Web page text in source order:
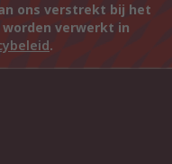
ons verstrekt bij het
verwerkt in
.